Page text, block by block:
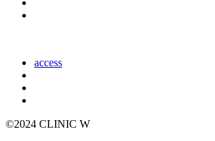
access
©2024 CLINIC W